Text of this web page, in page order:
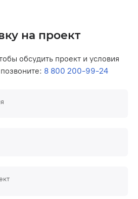
на проект
обсудить проект и условия
8 800 200-99-24